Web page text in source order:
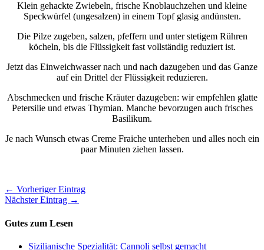
Klein gehackte Zwiebeln, frische Knoblauchzehen und kleine
Speckwürfel (ungesalzen) in einem Topf glasig andünsten.
Die Pilze zugeben, salzen, pfeffern und unter stetigem Rühren
köcheln, bis die Flüssigkeit fast vollständig reduziert ist.
Jetzt das Einweichwasser nach und nach dazugeben und das Ganze
auf ein Drittel der Flüssigkeit reduzieren.
Abschmecken und frische Kräuter dazugeben: wir empfehlen glatte
Petersilie und etwas Thymian. Manche bevorzugen auch frisches
Basilikum.
Je nach Wunsch etwas Creme Fraiche unterheben und alles noch ein
paar Minuten ziehen lassen.
← Vorheriger Eintrag
Nächster Eintrag →
Gutes zum Lesen
Sizilianische Spezialität: Cannoli selbst gemacht